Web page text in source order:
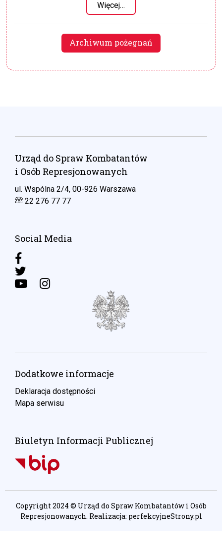
Więcej…
Archiwum pożegnań
Urząd do Spraw Kombatantów
i Osób Represjonowanych
ul. Wspólna 2/4, 00-926 Warszawa
22 276 77 77
Social Media
Dodatkowe informacje
Deklaracja dostępności
Mapa serwisu
Biuletyn Informacji Publicznej
Copyright 2024 © Urząd do Spraw Kombatantów i Osób
Represjonowanych. Realizacja: perfekcyjneStrony.pl